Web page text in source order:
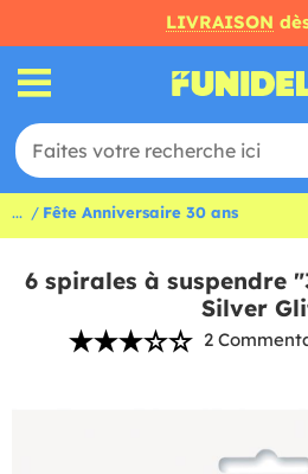
LIVRAISON
... Fête Anniversaire 30 ans
6 spirales à suspendre
Silver
2